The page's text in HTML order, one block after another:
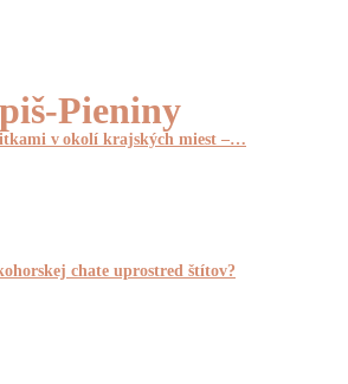
v okolí krajských miest –…
chate uprostred štítov?
Pieniny